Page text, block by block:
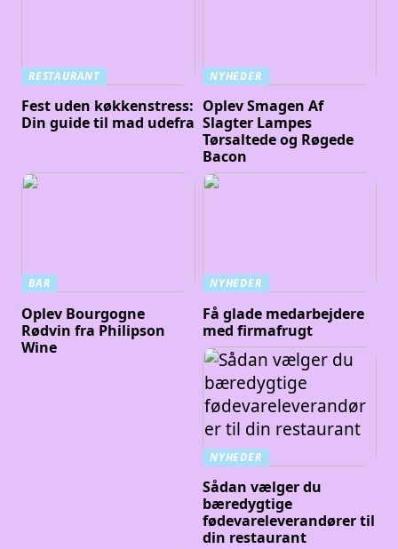
RESTAURANT
Fest uden køkkenstress:
Din guide til mad udefra
NYHEDER
Oplev Smagen Af
Slagter Lampes
Tørsaltede og Røgede
Bacon
BAR
Oplev Bourgogne
Rødvin fra Philipson
Wine
NYHEDER
Få glade medarbejdere
med firmafrugt
NYHEDER
Sådan vælger du
bæredygtige
fødevareleverandører til
din restaurant